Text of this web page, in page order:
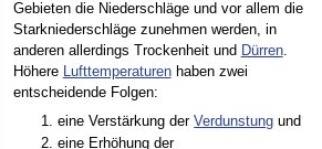
Gebieten die Niederschläge und vor allem die
Starkniederschläge zunehmen werden, in
anderen allerdings Trockenheit und Dürren.
Höhere Lufttemperaturenhaben zwei
entscheidende Folgen:
eine Verstärkung derVerdunstung und
eine Erhöhung der